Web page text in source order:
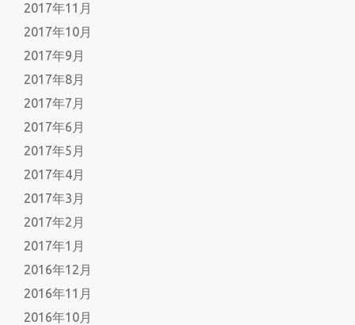
2017年11月
2017年10月
2017年9月
2017年8月
2017年7月
2017年6月
2017年5月
2017年4月
2017年3月
2017年2月
2017年1月
2016年12月
2016年11月
2016年10月